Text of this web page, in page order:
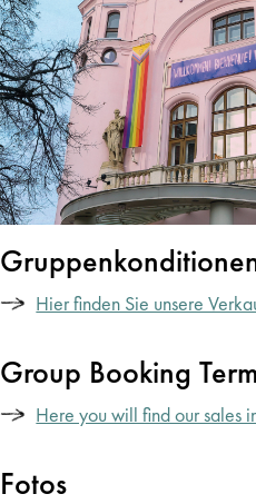
Hier finden Sie unsere
Group Booking
Here you will find our sales
Fotos